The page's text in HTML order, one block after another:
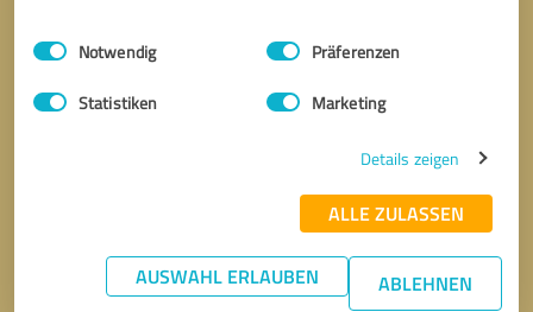
Impressum Datenschutzbestimmungen
Einwilligungsauswahl
Notwendig Präferenzen
Statistiken Marketing
Details zeigen
ALLE ZULASSEN
AUSWAHL ERLAUBEN ABLEHNEN
* Erforderliche Angaben
Nachricht senden